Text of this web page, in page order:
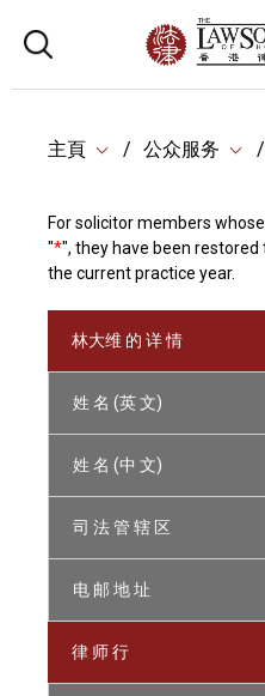
主頁 公众服务
For solicitor members
"*", they have been
the current practice year.
林大维 的 详 情
姓 名 (英 文)
姓 名 (中 文)
司 法 管 辖 区
电 邮 地 址
律 师 行